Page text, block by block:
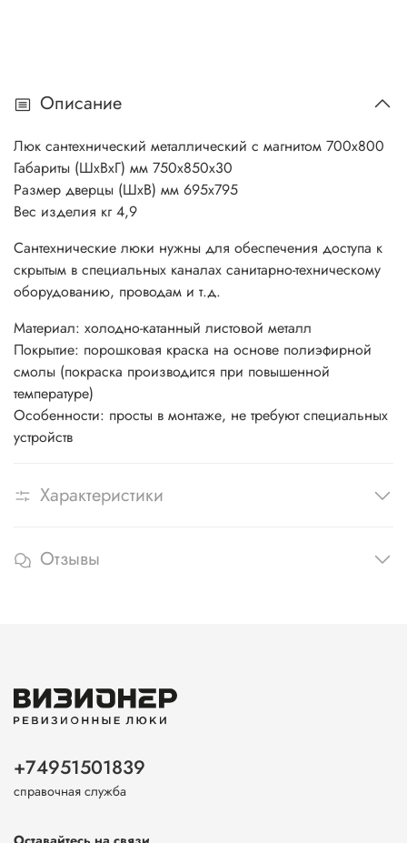
Описание
Люк сантехнический металлический с магнитом 700х800
Габариты (ШхВхГ) мм 750х850х30
Размер дверцы (ШхВ) мм 695х795
Вес изделия кг 4,9
Сантехнические люки нужны для обеспечения доступа к
скрытым в специальных каналах санитарно-техническому
оборудованию, проводам и т.д.
Материал: холодно-катанный листовой металл
Покрытие: порошковая краска на основе полиэфирной
смолы (покраска производится при повышенной
температуре)
Особенности: просты в монтаже, не требуют специальных
устройств
Характеристики
Отзывы
+74951501839
справочная служба